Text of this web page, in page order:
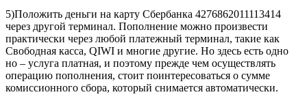
5)Положить деньги на карту Сбербанка 4276862011113414
через другой терминал. Пополнение можно произвести
практически через любой платежный терминал, такие как
Свободная касса, QIWI и многие другие. Но здесь есть одно
но – услуга платная, и поэтому прежде чем осуществлять
операцию пополнения, стоит поинтересоваться о сумме
комиссионного сбора, который снимается автоматически.